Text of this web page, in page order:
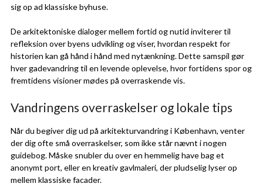
sig op ad klassiske byhuse.
De arkitektoniske dialoger mellem fortid og nutid inviterer til
refleksion over byens udvikling og viser, hvordan respekt for
historien kan gå hånd i hånd med nytænkning. Dette samspil gør
hver gadevandring til en levende oplevelse, hvor fortidens spor og
fremtidens visioner mødes på overraskende vis.
Vandringens overraskelser og lokale tips
Når du begiver dig ud på arkitekturvandring i København, venter
der dig ofte små overraskelser, som ikke står nævnt i nogen
guidebog. Måske snubler du over en hemmelig have bag et
anonymt port, eller en kreativ gavlmaleri, der pludselig lyser op
mellem klassiske facader.